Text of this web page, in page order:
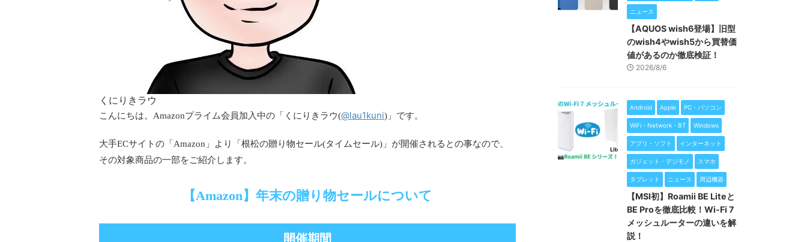
くにりきラウ
こんにちは。Amazonプライム会員加入中の「くにりきラウ(@lau1kuni)」です。
大手ECサイトの「Amazon」より「根松の贈り物セール(タイムセール)」が開催されるとの事なので、
その対象商品の一部をご紹介します。
【Amazon】年末の贈り物セールについて
開催期間
ニュース
【AQUOS wish6登場】旧型
のwish4やwish5から買替価
値があるのか徹底検証！
2026/8/6
Android Apple PC・パソコン
WiFi・Network・BT Windows
アプリ・ソフト インターネット
ガジェット・デジモノ スマホ
タブレット ニュース 周辺機器
【MSI初】Roamii BE Liteと
BE Proを徹底比較！Wi-Fi 7
メッシュルーターの違いを解
説！